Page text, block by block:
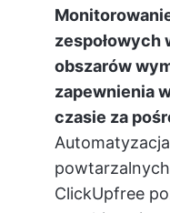
zespołowych
obszarów
zapewnienia
czasie za
ClickUpfree